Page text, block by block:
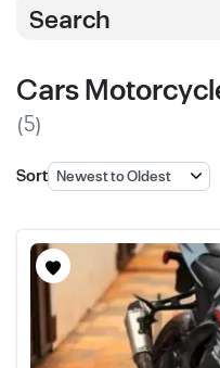
Search
Cars
(5)
Sort